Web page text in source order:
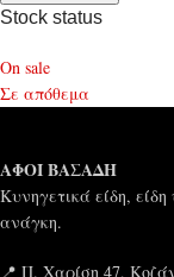
Stock status
On sale
Σε απόθεμα
ΑΦΟΙ ΒΑΣΑΔΗ
Κυνηγετικά είδη,
ανάγκη.
📍 Π. Χαρίση 47,